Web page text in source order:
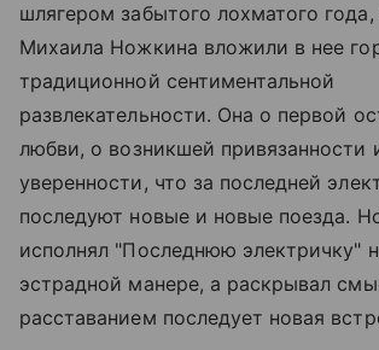
шлягером забытого лохматого года,
Михаила Ножкина вложили в нее
традиционной сентиментальной
развлекательности. Она о первой
любви, о возникшей привязанности
уверенности, что за последней
последуют новые и новые поезда.
исполнял "Последнюю электричку"
эстрадной манере, а раскрывал
расставанием последует новая